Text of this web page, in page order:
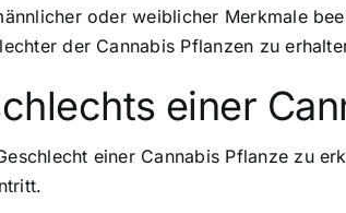
oder weiblicher Merkmale
der Cannabis Pflanzen zu
einer
einer Cannabis Pflanze zu